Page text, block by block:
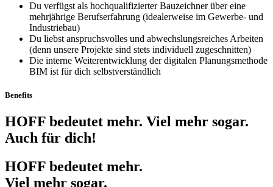
Du verfügst als hochqualifizierter Bauzeichner über eine
mehrjährige Berufserfahrung (idealerweise im Gewerbe- und
Industriebau)
Du liebst anspruchsvolles und abwechslungsreiches Arbeiten
(denn unsere Projekte sind stets individuell zugeschnitten)
Die interne Weiterentwicklung der digitalen Planungsmethode
BIM ist für dich selbstverständlich
Benefits
HOFF bedeutet mehr. Viel mehr sogar.
Auch für dich!
HOFF bedeutet mehr.
Viel mehr sogar.